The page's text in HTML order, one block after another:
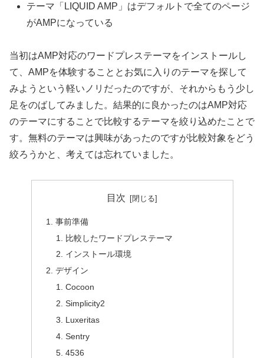
テーマ「LIQUID AMP」はデフォルトで全てのページ
がAMPになっている
当初はAMP対応のワードプレステーマをインストールし
て、AMPを体験することとお気に入りのテーマを探して
みようという軽いノリだったのですが、それからもう少し
足をのばしてみました。結果的に良かったのはAMP対応
のテーマにすることで比較するテーマを絞り込めたことで
す。無料のテーマは興味があったのですが比較対象をどう
絞ろうかと、考えては忘れていました。
目次
事前準備
比較したワードプレステーマ
インストール環境
デザイン
Cocoon
Simplicity2
Luxeritas
Sentry
4536